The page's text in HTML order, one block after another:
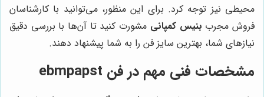
محیطی نیز توجه کرد. برای این منظور، می‌توانید با کارشناسان
فروش مجرب بنیس کمپانی مشورت کنید تا آن‌ها با بررسی دقیق
نیازهای شما، بهترین سایز فن را به شما پیشنهاد دهند.
مشخصات فنی مهم در فن ebmpapst